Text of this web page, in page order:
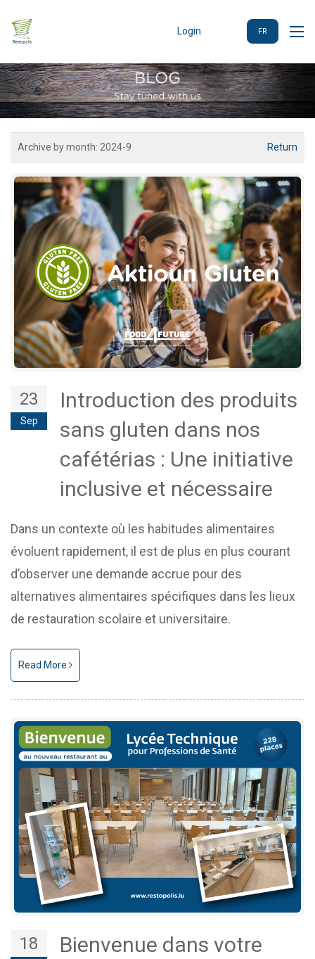
Login FR
Archive by month: 2024-9 Return
23
Sep
Introduction des produits
sans gluten dans nos
cafétérias : Une initiative
inclusive et nécessaire
Dans un contexte où les habitudes alimentaires
évoluent rapidement, il est de plus en plus courant
d’observer une demande accrue pour des
alternatives alimentaires spécifiques dans les lieux
de restauration scolaire et universitaire.
Read More
18
Bienvenue dans votre